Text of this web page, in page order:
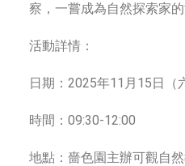
察，一嘗成為自然探索家的
活動詳情：
日期：2025年11月15日（
時間：09:30-12:00
地點：嗇色園主辦可觀自